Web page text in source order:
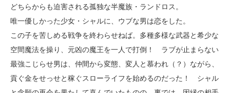
どちらからも迫害される孤独な半魔族・ランドロス。
唯一優しかった少女・シャルに、ウブな男は恋をした。
この子を苦しめる戦争を終わらせねば。多種多様な武器と希少な
空間魔法を操り、元凶の魔王を一人で打倒！ ラブが止まらない
最強こじらせ男は、仲間から変態、変人と慕われ（？）ながら、
貢ぐ金をせっせと稼ぐスローライフを始めるのだった！ シャル